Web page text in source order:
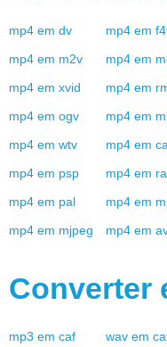
mp4 em dv mp4 em
mp4 em m2v mp4 em
mp4 em xvid mp4 em
mp4 em ogv mp4 em
mp4 em wtv mp4 em
mp4 em psp mp4 em
mp4 em pal mp4 em
mp4 em mjpeg mp4 em
Converter
mp3 em caf wav em